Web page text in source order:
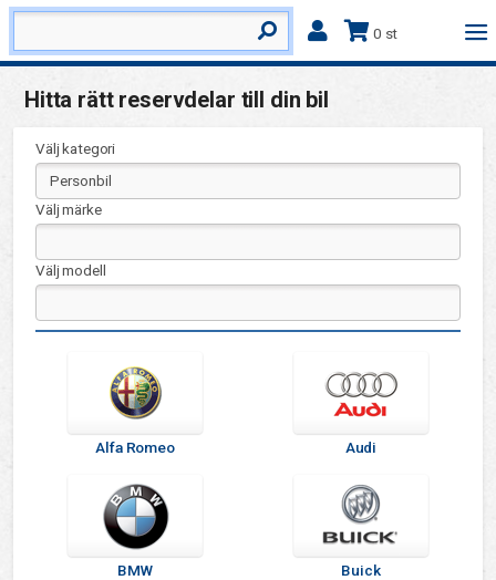
0 st
Hitta rätt reservdelar till din bil
Välj kategori
Välj märke
Välj modell
Alfa Romeo Audi
BMW Buick